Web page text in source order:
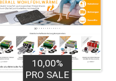
10,00%
PRO SALE